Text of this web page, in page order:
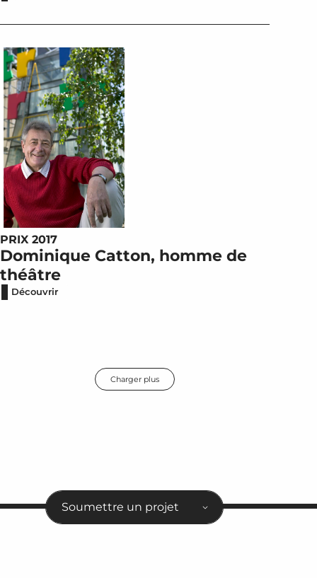
PRIX 2017
Dominique Catton, homme de
théâtre
Découvrir
Charger plus
Soumettre un projet